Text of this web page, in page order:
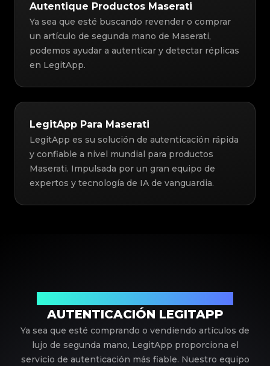
Autentique Productos Maserati
Ya sea que esté buscando revender o comprar
un artículo de segunda mano de Maserati,
podemos ayudar a autenticar y detectar réplicas
en LegitApp.
LegitApp Para Maserati
LegitApp es su solución de autenticación rápida
y confiable a nivel mundial para productos
Maserati. Impulsada por un gran equipo de
expertos y tecnología de IA de vanguardia.
AUTENTICACIÓN LEGITAPP
Ya sea que esté comprando o vendiendo artículos de
lujo de segunda mano, LegitApp proporciona el
servicio de autenticación más fiable. Nuestro equipo